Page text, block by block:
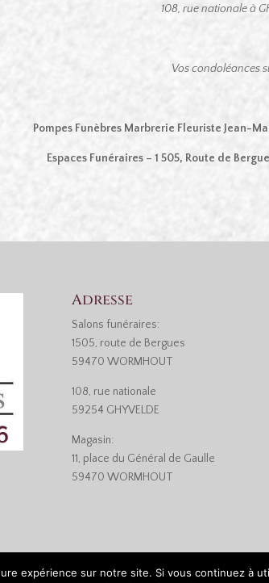
108, rue nationale à
Vos condoléances
Pompes Funèbres Marbrerie Fleuriste Jean-
Espaces Funéraires – 1 505, Route de
Adresse
Salons funéraires:
1505, route de Bergues
59470 WORMHOUT
108, rue nationale
59254 GHYVELDE
Magasin:
11, place du Général de Gaulle
59470 WORMHOUT
expérience sur notre site. Si vous continuez à